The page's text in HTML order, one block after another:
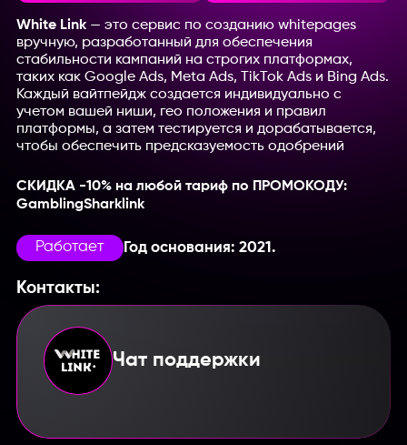
White Link— это сервис по созданию whitepages
вручную, разработанный для обеспечения
стабильности кампаний на строгих платформах,
таких как Google Ads, Meta Ads, TikTok Ads и Bing Ads.
Каждый вайтпейдж создается индивидуально с
учетом вашей ниши, гео положения и правил
платформы, а затем тестируется и дорабатывается,
чтобы обеспечить предсказуемость одобрений
СКИДКА -10% на любой тариф по ПРОМОКОДУ:
GamblingSharklink
Работает Год основания: 2021.
Контакты:
Чат поддержки